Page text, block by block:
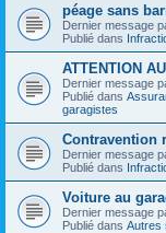
péage sans
Dernier message
Publié dans
ATTENTION
Dernier message
Publié dans
garagistes
Contravention
Dernier message
Publié dans
Voiture au
Dernier message
Publié dans Autres